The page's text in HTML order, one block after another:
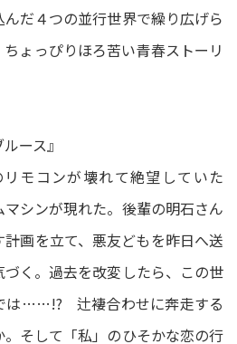
だ４つの並行世界で繰り広げら
ょっぴりほろ苦い青春ストーリ
ース』
モコンが壊れて絶望していた
マシンが現れた。後輩の明石さん
画を立て、悪友どもを昨日へ送
く。過去を改変したら、この世
は……!? 辻褄合わせに奔走する
そして「私」のひそかな恋の行